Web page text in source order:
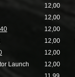
12,00
12,00
12,00
12,00
12,00
Launch 12,00